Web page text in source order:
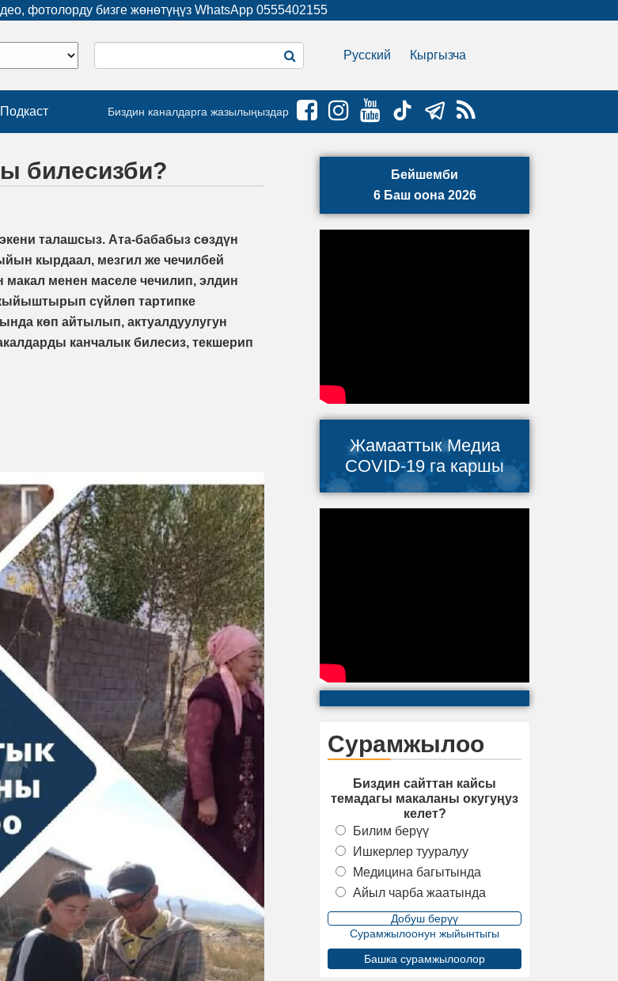
фотолорду бизге жөнөтүңүз WhatsApp 0555402155
Русский Кыргызча
Подкаст Биздин каналдарга жазылыңыздар
билесизби?
талашсыз. Ата-бабабыз сөздүн
кырдаал, мезгил же чечилбей
макал менен маселе чечилип, элдин
сүйлөп тартипке
көп айтылып, актуалдуулугун
канчалык билесиз, текшерип
Бейшемби
6 Баш оона 2026
Жамааттык Медиа
COVID-19 га каршы
Сурамжылоо
Биздин сайттан кайсы
темадагы макаланы окугуңуз
келет?
Билим берүү
Ишкерлер тууралуу
Медицина багытында
Айыл чарба жаатында
Сурамжылоонун жыйынтыгы
Башка сурамжылоолор